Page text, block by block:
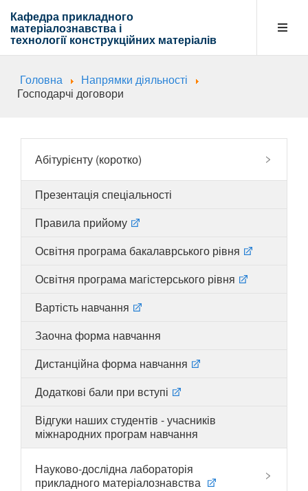
Кафедра прикладного
матеріалознавства і
технології конструкційних матеріалів
Кафедра
Абітурієнту
Навчальна діяльність
Напрямки діяльності
UA EN
Головна
Напрямки діяльності
Господарчі договори
Абітурієнту (коротко)
Презентація спеціальності
Правила прийому
Освітня програма бакалаврського рівня
Освітня програма магістерського рівня
Вартість навчання
Заочна форма навчання
Дистанційна форма навчання
Додаткові бали при вступі
Відгуки наших студентів - учасників
міжнародних програм навчання
Науково-дослідна лабораторія
прикладного матеріалознавства